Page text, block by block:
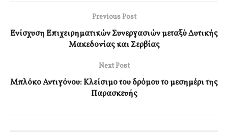
Previous Post
Ενίσχυση Επιχειρηματικών Συνεργασιών μεταξύ Δυτικής
Μακεδονίας και Σερβίας
Next Post
Μπλόκο Αντιγόνου: Κλείσιμο του δρόμου το μεσημέρι της
Παρασκευής